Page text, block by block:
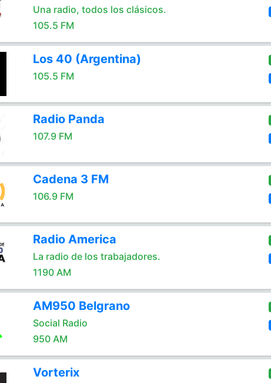
Una radio, todos los clásicos.
105.5 FM
Los 40 (Argentina)
105.5 FM
Radio Panda
107.9 FM
Cadena 3 FM
106.9 FM
Radio America
La radio de los trabajadores.
1190 AM
AM950 Belgrano
Social Radio
950 AM
Vorterix